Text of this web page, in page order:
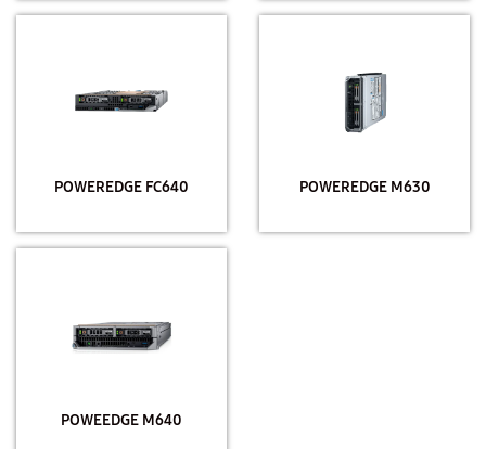
POWEREDGE FC640 POWEREDGE M630
POWEEDGE M640